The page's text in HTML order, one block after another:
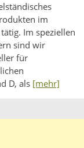
im
Im speziellen
sind wir
für
D, als [mehr]